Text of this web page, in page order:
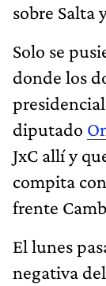
sobre Salta
Solo se
donde los
diputado
JxC allí y
compita
frente
El lunes
negativa